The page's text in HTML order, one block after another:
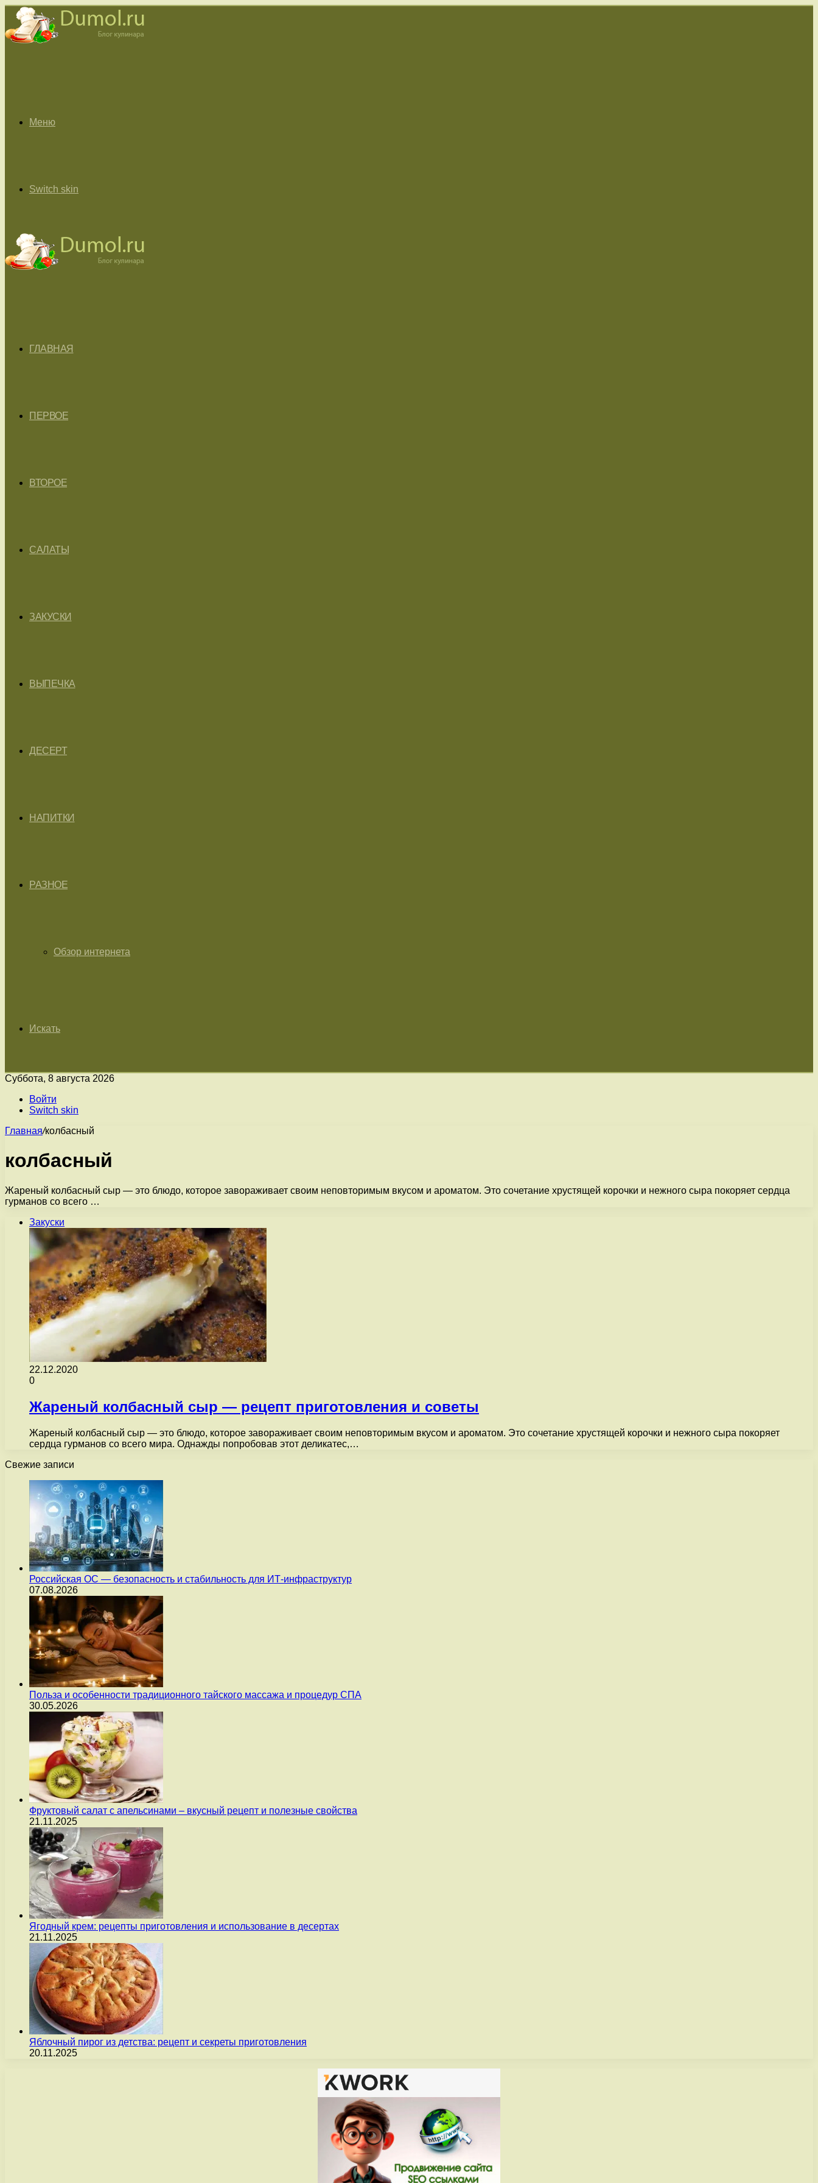
Меню
Switch skin
ГЛАВНАЯ
ПЕРВОЕ
ВТОРОЕ
САЛАТЫ
ЗАКУСКИ
ВЫПЕЧКА
ДЕСЕРТ
НАПИТКИ
РАЗНОЕ
Обзор интернета
Искать
Суббота, 8 августа 2026
Войти
Switch skin
Главная/колбасный
колбасный
Жареный колбасный сыр — это блюдо, которое завораживает своим неповторимым вкусом и ароматом. Это сочетание хрустящей корочки и нежного сыра покоряет сердца
гурманов со всего …
Закуски
22.12.2020
0
Жареный колбасный сыр — рецепт приготовления и советы
Жареный колбасный сыр — это блюдо, которое завораживает своим неповторимым вкусом и ароматом. Это сочетание хрустящей корочки и нежного сыра покоряет
сердца гурманов со всего мира. Однажды попробовав этот деликатес,…
Свежие записи
Российская ОС — безопасность и стабильность для ИТ-инфраструктур
07.08.2026
Польза и особенности традиционного тайского массажа и процедур СПА
30.05.2026
Фруктовый салат с апельсинами – вкусный рецепт и полезные свойства
21.11.2025
Ягодный крем: рецепты приготовления и использование в десертах
21.11.2025
Яблочный пирог из детства: рецепт и секреты приготовления
20.11.2025